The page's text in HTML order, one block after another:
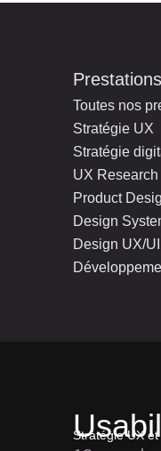
Prestations
Toutes nos
Stratégie UX
Stratégie
UX Research
Product
Design
Design UX/UI
Stratégie UX